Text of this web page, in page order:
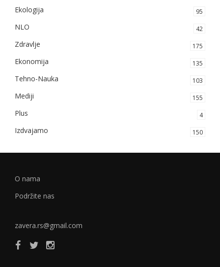
Ekologija 95
NLO 42
Zdravlje 175
Ekonomija 135
Tehno-Nauka 103
Mediji 155
Plus 4
Izdvajamo 150
O nama
Podržite nas
zavera.rs@gmail.com